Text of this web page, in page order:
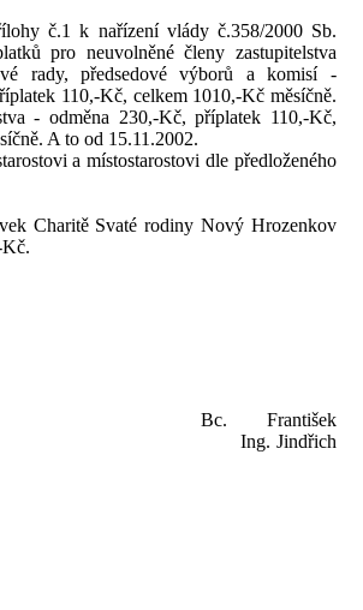
č.1 k nařízení vlády č.358/2000 Sb.
pro neuvolněné členy zastupitelstva
rady, předsedové výborů a komisí -
110,-Kč, celkem 1010,-Kč měsíčně.
- odměna 230,-Kč, příplatek 110,-Kč,
A to od 15.11.2002.
a místostarostovi dle předloženého
Charitě Svaté rodiny Nový Hrozenkov
Bc. František
Ing. Jindřich